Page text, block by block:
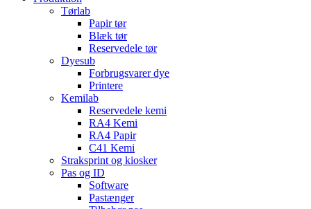
Tørlab
Papir tør
Blæk tør
Reservedele tør
Dyesub
Forbrugsvarer dye
Printere
Kemilab
Reservedele kemi
RA4 Kemi
RA4 Papir
C41 Kemi
Straksprint og kiosker
Pas og ID
Software
Pastænger